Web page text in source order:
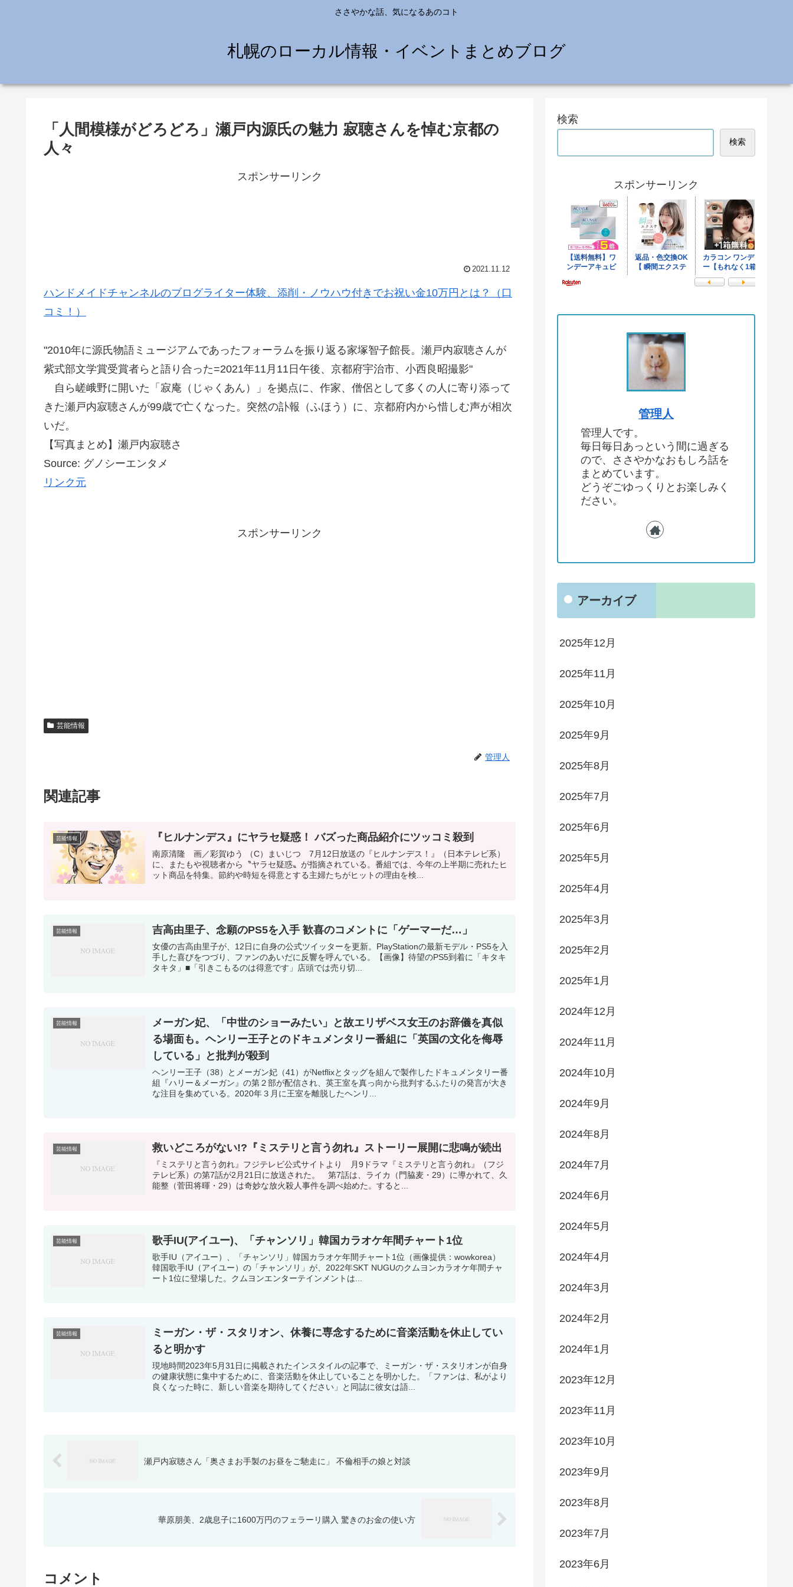
ささやかな話、気になるあのコト
札幌のローカル情報・イベントまとめブログ
「人間模様がどろどろ」瀬戸内源氏の魅力 寂聴さんを悼む京都の
人々
スポンサーリンク
2021.11.12
ハンドメイドチャンネルのブログライター体験、添削・ノウハウ付きでお祝い金10万円とは？（口
コミ！）
"2010年に源氏物語ミュージアムであったフォーラムを振り返る家塚智子館長。瀬戸内寂聴さんが
紫式部文学賞受賞者らと語り合った=2021年11月11日午後、京都府宇治市、小西良昭撮影"
自ら嵯峨野に開いた「寂庵（じゃくあん）」を拠点に、作家、僧侶として多くの人に寄り添って
きた瀬戸内寂聴さんが99歳で亡くなった。突然の訃報（ふほう）に、京都府内から惜しむ声が相次
いだ。
【写真まとめ】瀬戸内寂聴さ
Source: グノシーエンタメ
リンク元
スポンサーリンク
芸能情報
管理人
関連記事
芸能情報 『ヒルナンデス』にヤラセ疑惑！ バズった商品紹介にツッコミ殺到
南原清隆 画／彩賀ゆう （C）まいじつ 7月12日放送の『ヒルナンデス！』（日本テレビ系）
に、またもや視聴者から〝ヤラセ疑惑〟が指摘されている。番組では、今年の上半期に売れたヒ
ット商品を特集。節約や時短を得意とする主婦たちがヒットの理由を検...
芸能情報 吉高由里子、念願のPS5を入手 歓喜のコメントに「ゲーマーだ…」
女優の吉高由里子が、12日に自身の公式ツイッターを更新。PlayStationの最新モデル・PS5を入
手した喜びをつづり、ファンのあいだに反響を呼んでいる。【画像】待望のPS5到着に「キタキ
タキタ」■「引きこもるのは得意です」店頭では売り切...
芸能情報
メーガン妃、「中世のショーみたい」と故エリザベス女王のお辞儀を真似
る場面も。ヘンリー王子とのドキュメンタリー番組に「英国の文化を侮辱
している」と批判が殺到
ヘンリー王子（38）とメーガン妃（41）がNetflixとタッグを組んで製作したドキュメンタリー番
組『ハリー＆メーガン』の第２部が配信され、英王室を真っ向から批判するふたりの発言が大き
な注目を集めている。2020年３月に王室を離脱したヘンリ...
芸能情報 救いどころがない!?『ミステリと言う勿れ』ストーリー展開に悲鳴が続出
『ミステリと言う勿れ』フジテレビ公式サイトより 月9ドラマ『ミステリと言う勿れ』（フジ
テレビ系）の第7話が2月21日に放送された。 第7話は、ライカ（門脇麦・29）に導かれて、久
能整（菅田将暉・29）は奇妙な放火殺人事件を調べ始めた。すると...
芸能情報 歌手IU(アイユー)、「チャンソリ」韓国カラオケ年間チャート1位
歌手IU（アイユー）、「チャンソリ」韓国カラオケ年間チャート1位（画像提供：wowkorea）
韓国歌手IU（アイユー）の「チャンソリ」が、2022年SKT NUGUのクムヨンカラオケ年間チャ
ート1位に登場した。クムヨンエンターテインメントは...
芸能情報
ミーガン・ザ・スタリオン、休養に専念するために音楽活動を休止してい
ると明かす
現地時間2023年5月31日に掲載されたインスタイルの記事で、ミーガン・ザ・スタリオンが自身
の健康状態に集中するために、音楽活動を休止していることを明かした。「ファンは、私がより
良くなった時に、新しい音楽を期待してください」と同誌に彼女は語...
瀬戸内寂聴さん「奥さまお手製のお昼をご馳走に」 不倫相手の娘と対談
華原朋美、2歳息子に1600万円のフェラーリ購入 驚きのお金の使い方
コメント
検索
検索
スポンサーリンク
管理人
管理人です。
毎日毎日あっという間に過ぎる
ので、ささやかなおもしろ話を
まとめています。
どうぞごゆっくりとお楽しみく
ださい。
アーカイブ
2025年12月
2025年11月
2025年10月
2025年9月
2025年8月
2025年7月
2025年6月
2025年5月
2025年4月
2025年3月
2025年2月
2025年1月
2024年12月
2024年11月
2024年10月
2024年9月
2024年8月
2024年7月
2024年6月
2024年5月
2024年4月
2024年3月
2024年2月
2024年1月
2023年12月
2023年11月
2023年10月
2023年9月
2023年8月
2023年7月
2023年6月